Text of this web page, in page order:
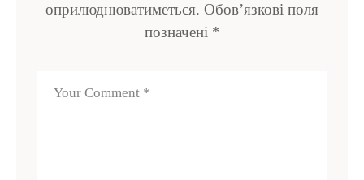
оприлюднюватиметься. Обов’язкові поля
позначені *